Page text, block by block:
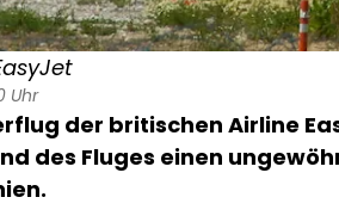
Uhr
der britischen Airline
des Fluges einen